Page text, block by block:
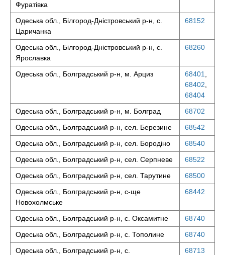
Фуратівка
Одеська обл., Білгород-Дністровський р-н, с.
Царичанка
68152
Одеська обл., Білгород-Дністровський р-н, с.
Ярославка
68260
Одеська обл., Болградський р-н, м. Арциз 68401
68402
68404
Одеська обл., Болградський р-н, м. Болград
68702
Одеська обл., Болградський р-н, сел. Березине
68542
Одеська обл., Болградський р-н, сел. Бородіно
68540
Одеська обл., Болградський р-н, сел. Серпневе
68522
Одеська обл., Болградський р-н, сел. Тарутине
68500
Одеська обл., Болградський р-н, с-ще
Новохолмське
68442
Одеська обл., Болградський р-н, с. Оксамитне
68740
Одеська обл., Болградський р-н, с. Тополине
68740
Одеська обл., Болградський р-н, с.
68713